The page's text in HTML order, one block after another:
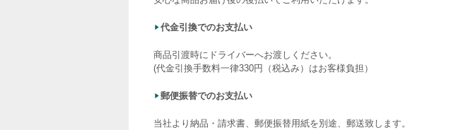
代金引換でのお支払い
商品引渡時にドライバーへお渡しください。
(代金引換手数料一律330円（税込み）はお客様負担）
郵便振替でのお支払い
当社より納品・請求書、郵便振替用紙を別途、郵送致します。